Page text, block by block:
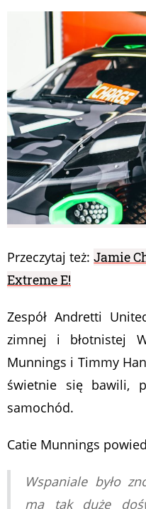
Przeczytaj też:Jamie
Extreme E!
Zespół Andretti
zimnej i błotnistej
Munnings i Timmy
świetnie się bawili,
samochód.
Catie Munnings
Wspaniale było
ma tak duże